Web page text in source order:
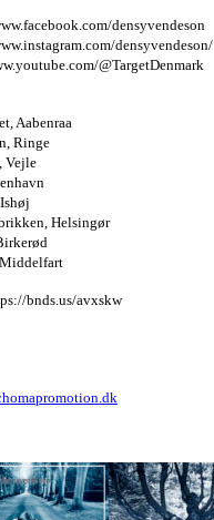
densyvendeson
densyvendeson/
@TargetDenmark
Aabenraa
Ringe
Vejle
Helsingør
bnds.us/avxskw